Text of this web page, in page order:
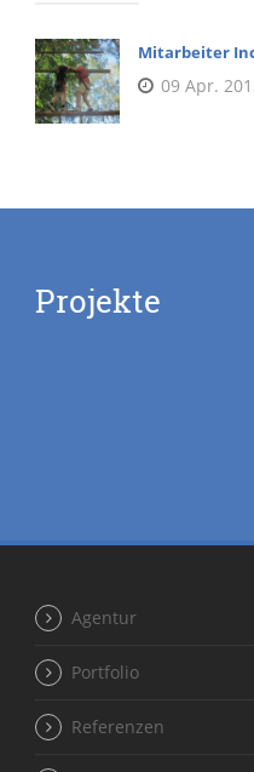
Mitarbeiter
09 Apr.
Projekte
Agentur
Portfolio
Referenzen